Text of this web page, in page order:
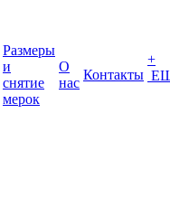
Размеры
и
снятие
мерок
О
нас
Контакты
+